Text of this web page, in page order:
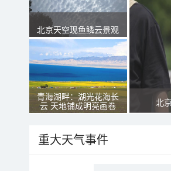
北京天空现鱼鳞云景观
青海湖畔：湖光花海长
云 天地铺成明亮画卷
北
重大天气事件